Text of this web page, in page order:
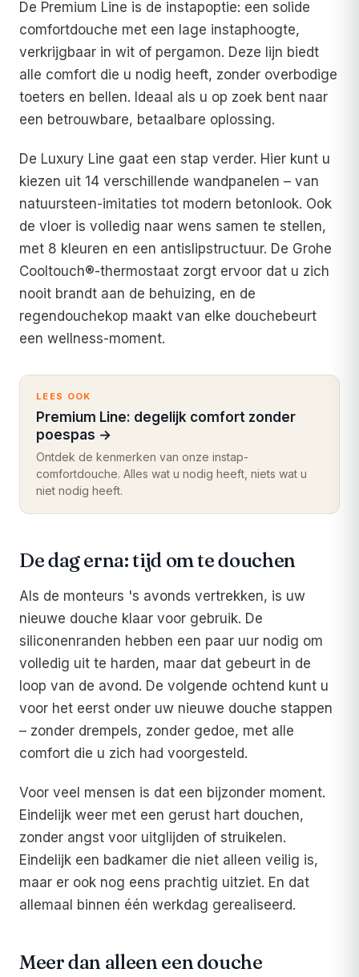
De Premium Line is de instapoptie: een solide
comfortdouche met een lage instaphoogte,
verkrijgbaar in wit of pergamon. Deze lijn biedt
alle comfort die u nodig heeft, zonder overbodige
toeters en bellen. Ideaal als u op zoek bent naar
een betrouwbare, betaalbare oplossing.
De Luxury Line gaat een stap verder. Hier kunt u
kiezen uit 14 verschillende wandpanelen – van
natuursteen-imitaties tot modern betonlook. Ook
de vloer is volledig naar wens samen te stellen,
met 8 kleuren en een antislipstructuur. De Grohe
Cooltouch®-thermostaat zorgt ervoor dat u zich
nooit brandt aan de behuizing, en de
regendouchekop maakt van elke douchebeurt
een wellness-moment.
LEES OOK
Premium Line: degelijk comfort zonder
poespas →
Ontdek de kenmerken van onze instap-
comfortdouche. Alles wat u nodig heeft, niets wat u
niet nodig heeft.
De dag erna: tijd om te douchen
Als de monteurs 's avonds vertrekken, is uw
nieuwe douche klaar voor gebruik. De
siliconenranden hebben een paar uur nodig om
volledig uit te harden, maar dat gebeurt in de
loop van de avond. De volgende ochtend kunt u
voor het eerst onder uw nieuwe douche stappen
– zonder drempels, zonder gedoe, met alle
comfort die u zich had voorgesteld.
Voor veel mensen is dat een bijzonder moment.
Eindelijk weer met een gerust hart douchen,
zonder angst voor uitglijden of struikelen.
Eindelijk een badkamer die niet alleen veilig is,
maar er ook nog eens prachtig uitziet. En dat
allemaal binnen één werkdag gerealiseerd.
Meer dan alleen een douche